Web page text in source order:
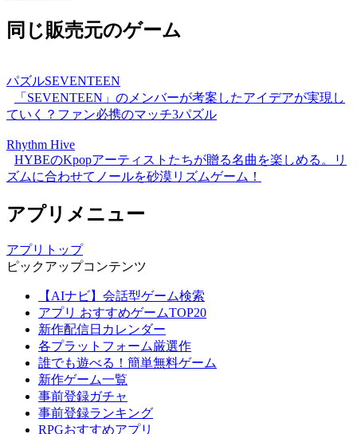
同じ販売元のゲーム
パズルSEVENTEEN
「SEVENTEEN」のメンバーが考案したアイデアが実現し
ていく？ファン必携のマッチ3パズル
Rhythm Hive
HYBEのKpopアーティストたちが贈る名曲を楽しめる。リ
ズムに合わせてノールを砂漠リズムゲーム！
アプリメニュー
アプリトップ
ピックアップコンテンツ
【AIナビ】会話型ゲーム検索
アプリ おすすめゲームTOP20
新作配信日カレンダー
各プラットフォーム厳選作
誰でも遊べる！簡単無料ゲーム
新作ゲーム一覧
事前登録ガチャ
事前登録ランキング
RPGおすすめアプリ